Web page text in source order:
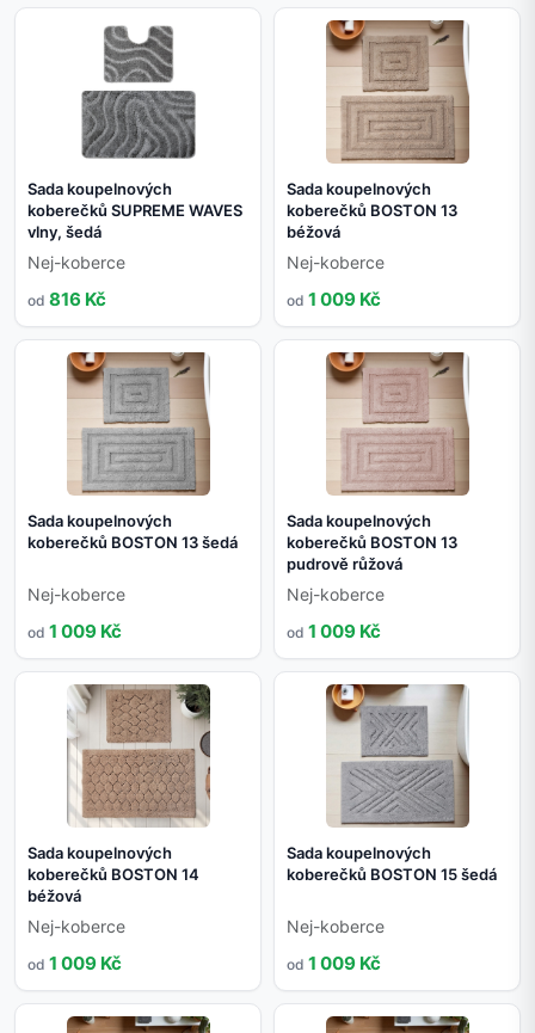
Sada koupelnových
koberečků SUPREME WAVES
vlny, šedá
Nej-koberce
od 816 Kč
Sada koupelnových
koberečků BOSTON 13
béžová
Nej-koberce
od 1 009 Kč
Sada koupelnových
koberečků BOSTON 13 šedá
Nej-koberce
od 1 009 Kč
Sada koupelnových
koberečků BOSTON 13
pudrově růžová
Nej-koberce
od 1 009 Kč
Sada koupelnových
koberečků BOSTON 14
béžová
Nej-koberce
od 1 009 Kč
Sada koupelnových
koberečků BOSTON 15 šedá
Nej-koberce
od 1 009 Kč